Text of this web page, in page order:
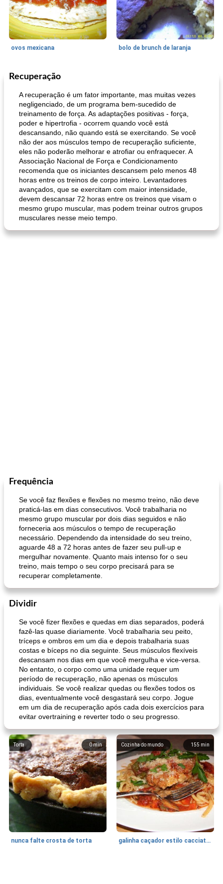
ovos mexicana bolo de brunch de laranja
Pães De Fermento
pão plano (out)
Recuperação
A recuperação é um fator importante, mas muitas vezes
negligenciado, de um programa bem-sucedido de
treinamento de força. As adaptações positivas - força,
poder e hipertrofia - ocorrem quando você está
descansando, não quando está se exercitando. Se você
não der aos músculos tempo de recuperação suficiente,
eles não poderão melhorar e atrofiar ou enfraquecer. A
Associação Nacional de Força e Condicionamento
recomenda que os iniciantes descansem pelo menos 48
horas entre os treinos de corpo inteiro. Levantadores
avançados, que se exercitam com maior intensidade,
devem descansar 72 horas entre os treinos que visam o
mesmo grupo muscular, mas podem treinar outros grupos
musculares nesse meio tempo.
Frequência
Se você faz flexões e flexões no mesmo treino, não deve
praticá-las em dias consecutivos. Você trabalharia no
mesmo grupo muscular por dois dias seguidos e não
forneceria aos músculos o tempo de recuperação
necessário. Dependendo da intensidade do seu treino,
aguarde 48 a 72 horas antes de fazer seu pull-up e
mergulhar novamente. Quanto mais intenso for o seu
treino, mais tempo o seu corpo precisará para se
recuperar completamente.
Dividir
Se você fizer flexões e quedas em dias separados, poderá
fazê-las quase diariamente. Você trabalharia seu peito,
tríceps e ombros em um dia e depois trabalharia suas
costas e bíceps no dia seguinte. Seus músculos flexíveis
descansam nos dias em que você mergulha e vice-versa.
No entanto, o corpo como uma unidade requer um
período de recuperação, não apenas os músculos
individuais. Se você realizar quedas ou flexões todos os
dias, eventualmente você desgastará seu corpo. Jogue
em um dia de recuperação após cada dois exercícios para
evitar overtraining e reverter todo o seu progresso.
0min
Torta
nunca falte crosta de torta
155 min
Cozinha do mundo
galinha caçador estilo cacciatore